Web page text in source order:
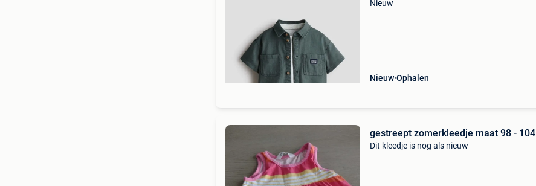
Nieuw
Nieuw Ophalen
gestreept zomerkleedje maat 98 - 104
Dit kleedje is nog als nieuw